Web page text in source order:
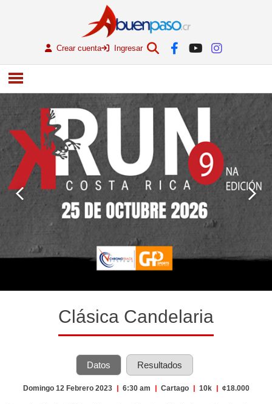
Crear cuenta Ingresar
Clásica Candelaria
Datos Resultados
Domingo 12 Febrero 2023 | 6:30 am | Cartago | 10k | ¢18.000